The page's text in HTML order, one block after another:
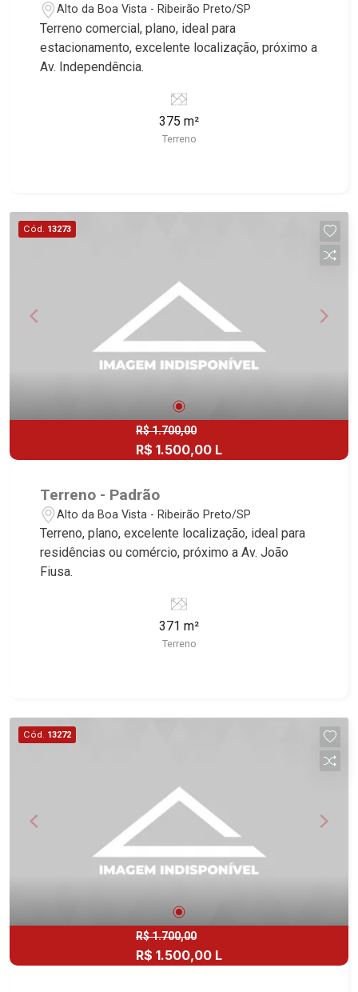
Alto da Boa Vista - Ribeirão Preto/SP
Terreno comercial, plano, ideal para
estacionamento, excelente localização, próximo a
Av. Independência.
375 m²
Terreno
Cód. 13273
R$ 1.700,00
R$ 1.500,00 L
Terreno - Padrão
Alto da Boa Vista - Ribeirão Preto/SP
Terreno, plano, excelente localização, ideal para
residências ou comércio, próximo a Av. João
Fiusa.
371 m²
Terreno
Cód. 13272
R$ 1.700,00
R$ 1.500,00 L